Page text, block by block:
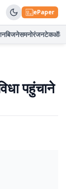
ePaper
बिजनेसमनोरंजनटेकऑटो
पहुंचाने